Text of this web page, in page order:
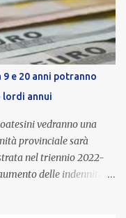
e 20 anni potranno
lordi annui
vedranno una
provinciale sarà
nel triennio 2022-
delle indennità di